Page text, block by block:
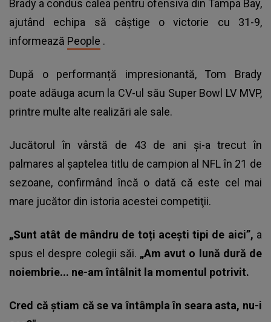
Brady a condus calea pentru ofensiva din Tampa Bay,
ajutând echipa să câștige o victorie cu 31-9,
informează People .
După o performanță impresionantă, Tom Brady
poate adăuga acum la CV-ul său Super Bowl LV MVP,
printre multe alte realizări ale sale.
Jucătorul în vârstă de 43 de ani şi-a trecut în
palmares al şaptelea titlu de campion al NFL în 21 de
sezoane, confirmând încă o dată că este cel mai
mare jucător din istoria acestei competiţii.
„Sunt atât de mândru de toți acești tipi de aici”, a
spus el despre colegii săi. „Am avut o lună dură de
noiembrie... ne-am întâlnit la momentul potrivit.
Cred că știam că se va întâmpla în seara asta, nu-i